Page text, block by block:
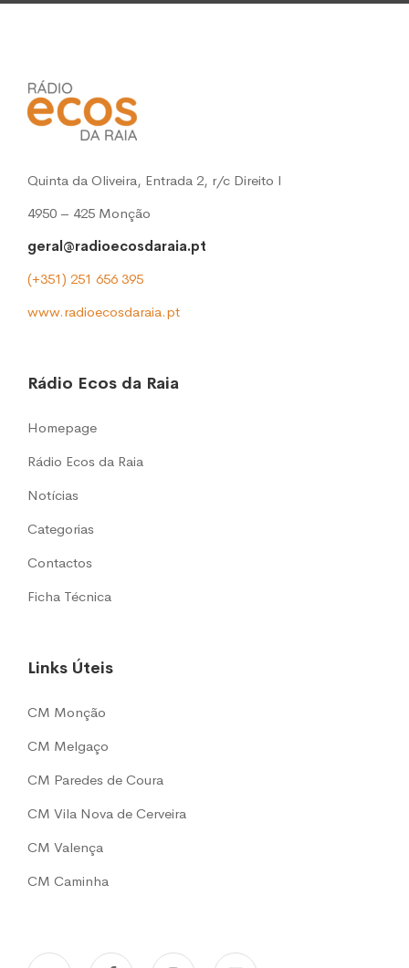
Quinta da Oliveira, Entrada 2, r/c Direito l
4950 – 425 Monção
geral@radioecosdaraia.pt
(+351) 251 656 395
www.radioecosdaraia.pt
Rádio Ecos da Raia
Homepage
Rádio Ecos da Raia
Notícias
Categorias
Contactos
Ficha Técnica
Links Úteis
CM Monção
CM Melgaço
CM Paredes de Coura
CM Vila Nova de Cerveira
CM Valença
CM Caminha